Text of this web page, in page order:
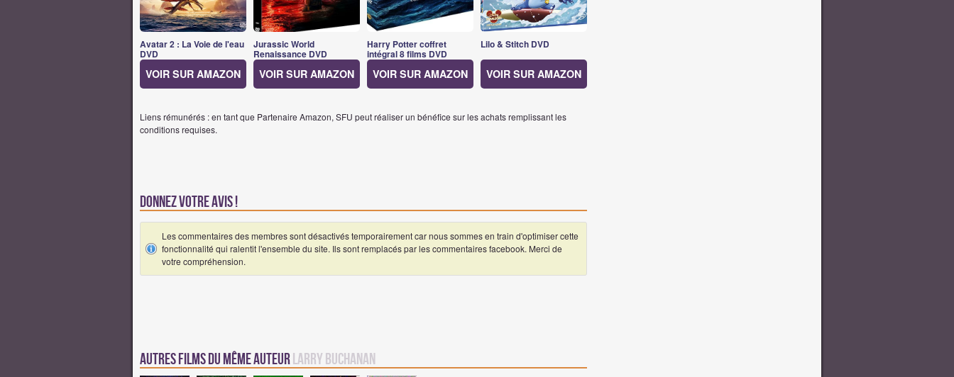
Avatar 2 : La Voie de l'eau
DVD
VOIR SUR AMAZON
Jurassic World
Renaissance DVD
VOIR SUR AMAZON
Harry Potter coffret
intégral 8 films DVD
VOIR SUR AMAZON
Lilo & Stitch DVD
VOIR SUR AMAZON
Liens rémunérés : en tant que Partenaire Amazon, SFU peut réaliser un bénéfice sur les achats remplissant les
conditions requises.
Donnez votre avis !
Les commentaires des membres sont désactivés temporairement car nous sommes en train d'optimiser cette
fonctionnalité qui ralentit l'ensemble du site. Ils sont remplacés par les commentaires facebook. Merci de
votre compréhension.
Autres Films du même auteur Larry Buchanan